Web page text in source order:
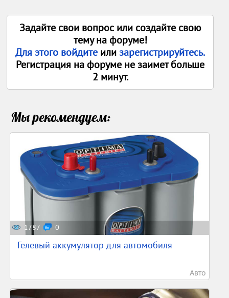
Задайте свои вопрос или создайте свою
тему на форуме!
Для этого войдите илизарегистрируйтесь.
Регистрация на форуме не заимет больше
2 минут.
Мы рекомендуем:
1787 0
Гелевый аккумулятор для автомобиля
Авто